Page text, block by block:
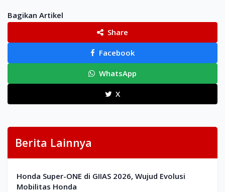
Bagikan Artikel
Share
Facebook
WhatsApp
X
Berita Lainnya
Honda Super-ONE di GIIAS 2026, Wujud Evolusi
Mobilitas Honda